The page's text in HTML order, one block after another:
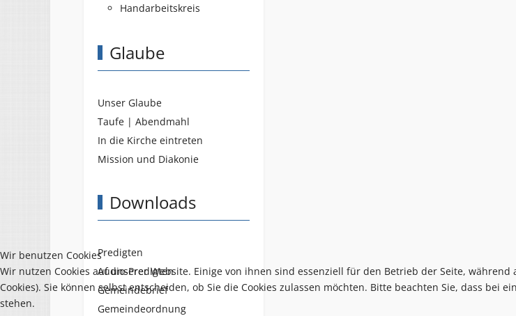
Handarbeitskreis
Glaube
Unser Glaube
Taufe | Abendmahl
In die Kirche eintreten
Mission und Diakonie
Downloads
Predigten
Audio-Predigten
Gemeindebrief
Gemeindeordnung
Wir benutzen Cookies
Wir nutzen Cookies auf unserer Website. Einige von ihnen sind essenziell für den Betrieb der Seite,
Cookies). Sie können selbst entscheiden, ob Sie die Cookies zulassen möchten. Bitte beachten Sie, dass
stehen.